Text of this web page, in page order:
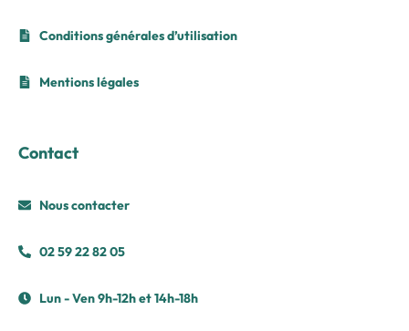
Conditions générales d’utilisation
Mentions légales
Contact
Nous contacter
02 59 22 82 05
Lun - Ven 9h-12h et 14h-18h